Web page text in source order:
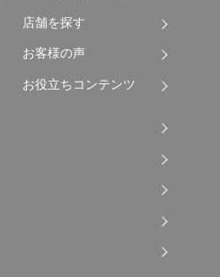
店舗を探す
お客様の声
お役立ちコンテンツ